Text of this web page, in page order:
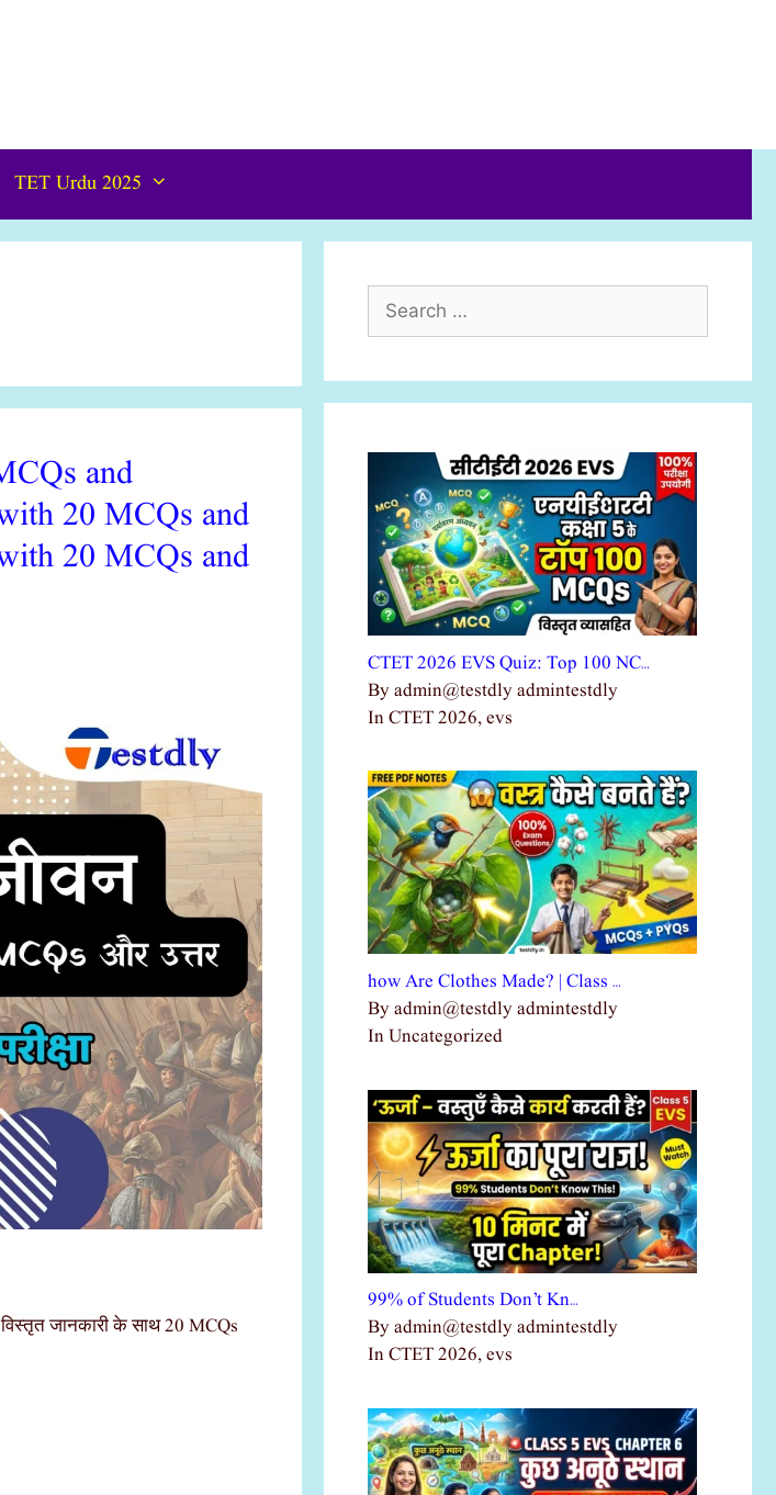
TET Urdu 2025
and
20 MCQs and
20 MCQs and
जानकारी के साथ 20 MCQs
CTET 2026 EVS Quiz: Top 100 NC…
By admin@testdly admintestdly
In CTET 2026, evs
how Are Clothes Made? | Class …
By admin@testdly admintestdly
In Uncategorized
99% of Students Don’t Kn…
By admin@testdly admintestdly
In CTET 2026, evs